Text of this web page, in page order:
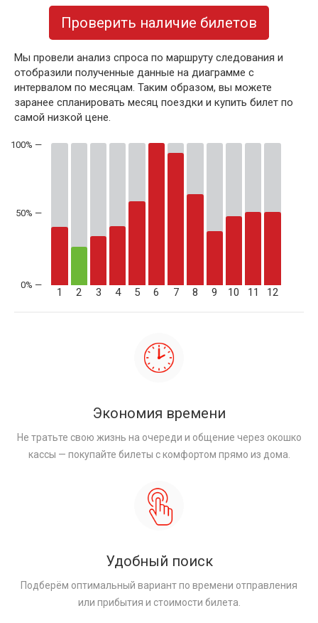
Проверить наличие билетов
Мы провели анализ спроса по маршруту следования и
отобразили полученные данные на диаграмме с
интервалом по месяцам. Таким образом, вы можете
заранее спланировать месяц поездки и купить билет по
самой низкой цене.
50% —
1 2 3 4 5 6 7 8 9 10 11 12
Экономия времени
Не тратьте свою жизнь на очереди и общение через окошко
кассы — покупайте билеты с комфортом прямо из дома.
Удобный поиск
Подберём оптимальный вариант по времени отправления
или прибытия и стоимости билета.